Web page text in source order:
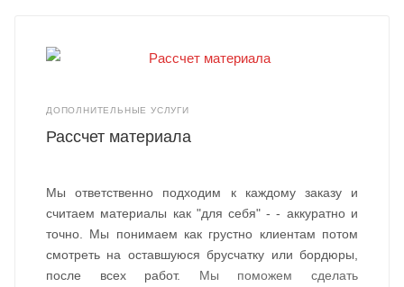
ДОПОЛНИТЕЛЬНЫЕ УСЛУГИ
Рассчет материала
Мы ответственно подходим к каждому заказу и
считаем материалы как "для себя" - - аккуратно и
точно. Мы понимаем как грустно клиентам потом
смотреть на оставшуюся брусчатку или бордюры,
после всех работ. Мы поможем сделать